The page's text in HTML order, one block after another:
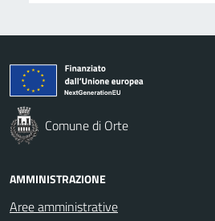
Comune di Orte
AMMINISTRAZIONE
Aree amministrative